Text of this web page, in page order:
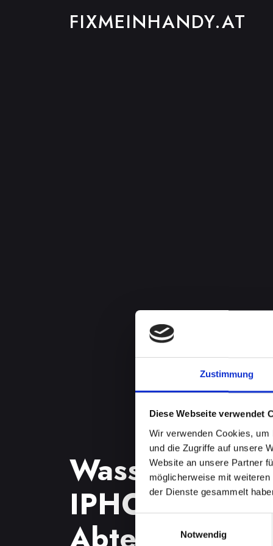
Zustimmung
Diese Webseite verwendet
Wir verwenden Cookies,
und die Zugriffe auf unsere
Website an unsere Partner
möglicherweise mit
der Dienste gesammelt
Notwendig
FIXMEINHANDY.AT
IPHONE-14 in